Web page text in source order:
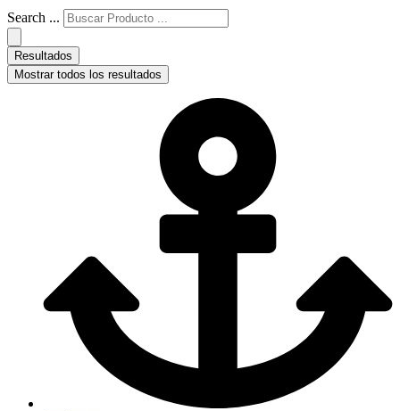
Search ...
Resultados
Mostrar todos los resultados